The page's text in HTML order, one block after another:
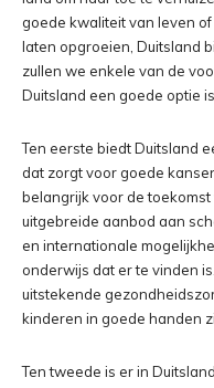
goede kwaliteit van leven
laten opgroeien, Duitsland
zullen we enkele van de
Duitsland een goede optie
Ten eerste biedt Duitsland
dat zorgt voor goede
belangrijk voor de
uitgebreide aanbod aan
en internationale
onderwijs dat er te vinden
uitstekende
kinderen in goede handen
Ten tweede is er in